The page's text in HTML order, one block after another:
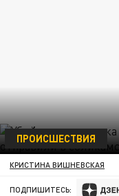
ПРОИСШЕСТВИЯ
КРИСТИНА ВИШНЕВСКАЯ
ПОДПИШИТЕСЬ: